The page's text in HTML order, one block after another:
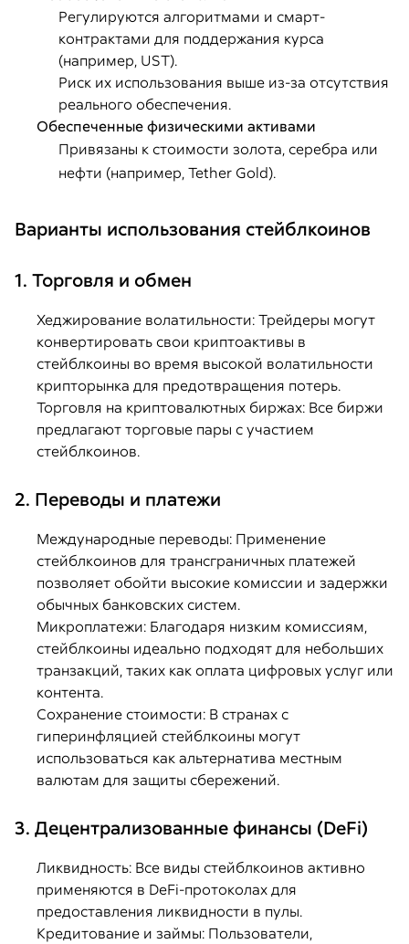
Регулируются алгоритмами и смарт-
контрактами для поддержания курса
(например, UST).
Риск их использования выше из-за отсутствия
реального обеспечения.
Обеспеченные физическими активами
Привязаны к стоимости золота, серебра или
нефти (например, Tether Gold).
Варианты использования стейблкоинов
1. Торговля и обмен
Хеджирование волатильности: Трейдеры могут
конвертировать свои криптоактивы в
стейблкоины во время высокой волатильности
крипторынка для предотвращения потерь.
Торговля на криптовалютных биржах: Все биржи
предлагают торговые пары с участием
стейблкоинов.
2. Переводы и платежи
Международные переводы: Применение
стейблкоинов для трансграничных платежей
позволяет обойти высокие комиссии и задержки
обычных банковских систем.
Микроплатежи: Благодаря низким комиссиям,
стейблкоины идеально подходят для небольших
транзакций, таких как оплата цифровых услуг или
контента.
Сохранение стоимости: В странах с
гиперинфляцией стейблкоины могут
использоваться как альтернатива местным
валютам для защиты сбережений.
3. Децентрализованные финансы (DeFi)
Ликвидность: Все виды стейблкоинов активно
применяются в DeFi-протоколах для
предоставления ликвидности в пулы.
Кредитование и займы: Пользователи,